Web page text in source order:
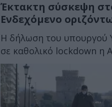
Έκτακτη σύσκεψη
Ενδεχόμενο
Η δήλωση του υπουργού
σε καθολικό lockdown η